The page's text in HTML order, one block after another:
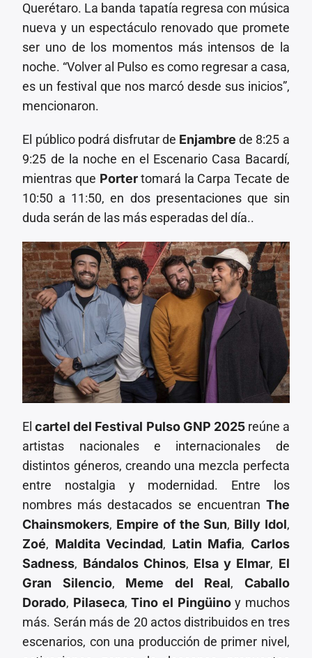
Querétaro. La banda tapatía regresa con música
nueva y un espectáculo renovado que promete
ser uno de los momentos más intensos de la
noche. “Volver al Pulso es como regresar a casa,
es un festival que nos marcó desde sus inicios”,
mencionaron.
El público podrá disfrutar de Enjambre de 8:25 a
9:25 de la noche en el Escenario Casa Bacardí,
mientras que Portertomará la Carpa Tecate de
10:50 a 11:50, en dos presentaciones que sin
duda serán de las más esperadas del día..
Elcartel del Festival Pulso GNP 2025reúne a
artistas nacionales e internacionales de
distintos géneros, creando una mezcla perfecta
entre nostalgia y modernidad. Entre los
nombres más destacados se encuentran The
Chainsmokers, Empire of the Sun, Billy Idol,
Zoé, Maldita Vecindad, Latin Mafia, Carlos
Sadness, Bándalos Chinos, Elsa y Elmar, El
Gran Silencio, Meme del Real, Caballo
Dorado, Pilaseca,Tino el Pingüinoy muchos
más. Serán más de 20 actos distribuidos en tres
escenarios, con una producción de primer nivel,